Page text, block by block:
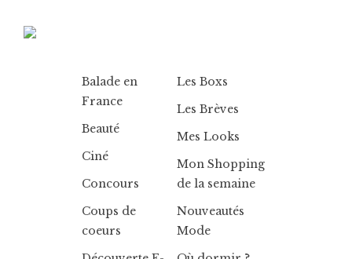
Balade en
France
Beauté
Ciné
Concours
Coups de
coeurs
Les Boxs
Les Brèves
Mes Looks
Mon Shopping
de la semaine
Nouveautés
Mode